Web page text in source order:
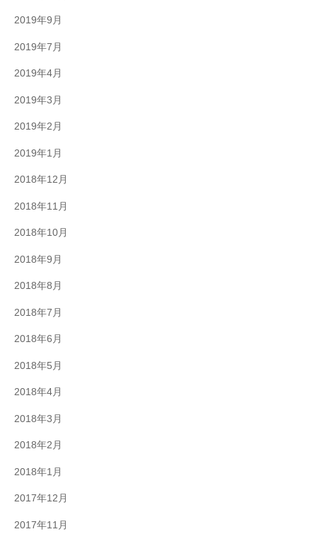
2019年9月
2019年7月
2019年4月
2019年3月
2019年2月
2019年1月
2018年12月
2018年11月
2018年10月
2018年9月
2018年8月
2018年7月
2018年6月
2018年5月
2018年4月
2018年3月
2018年2月
2018年1月
2017年12月
2017年11月